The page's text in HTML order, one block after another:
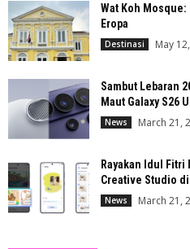
Wat Koh
Eropa
Destinasi May
Sambut Lebaran
Maut Galaxy S26
News March 21,
Rayakan Idul
Creative Studio di
News March 21,